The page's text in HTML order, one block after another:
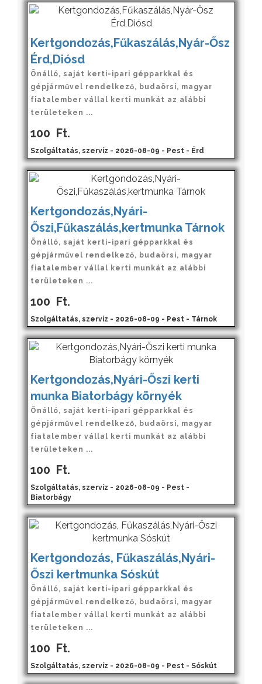
Kertgondozás,Fűkaszálás,Nyár-Ősz
Érd,Diósd
Önálló, saját kerti-ipari gépparkkal és
gépjárművel rendelkező, budaörsi, magyar
fiatalember vállal kerti munkát az alábbi
területeken ...
100 Ft.
Szolgáltatás, szervíz - 2026-08-09 - Pest - Érd
Kertgondozás,Nyári-
Őszi,Fűkaszálás,kertmunka Tárnok
Önálló, saját kerti-ipari gépparkkal és
gépjárművel rendelkező, budaörsi, magyar
fiatalember vállal kerti munkát az alábbi
területeken ...
100 Ft.
Szolgáltatás, szervíz - 2026-08-09 - Pest - Tárnok
Kertgondozás,Nyári-Őszi kerti
munka Biatorbágy környék
Önálló, saját kerti-ipari gépparkkal és
gépjárművel rendelkező, budaörsi, magyar
fiatalember vállal kerti munkát az alábbi
területeken ...
100 Ft.
Szolgáltatás, szervíz - 2026-08-09 - Pest -
Biatorbágy
Kertgondozás, Fűkaszálás,Nyári-
Őszi kertmunka Sóskút
Önálló, saját kerti-ipari gépparkkal és
gépjárművel rendelkező, budaörsi, magyar
fiatalember vállal kerti munkát az alábbi
területeken ...
100 Ft.
Szolgáltatás, szervíz - 2026-08-09 - Pest - Sóskút